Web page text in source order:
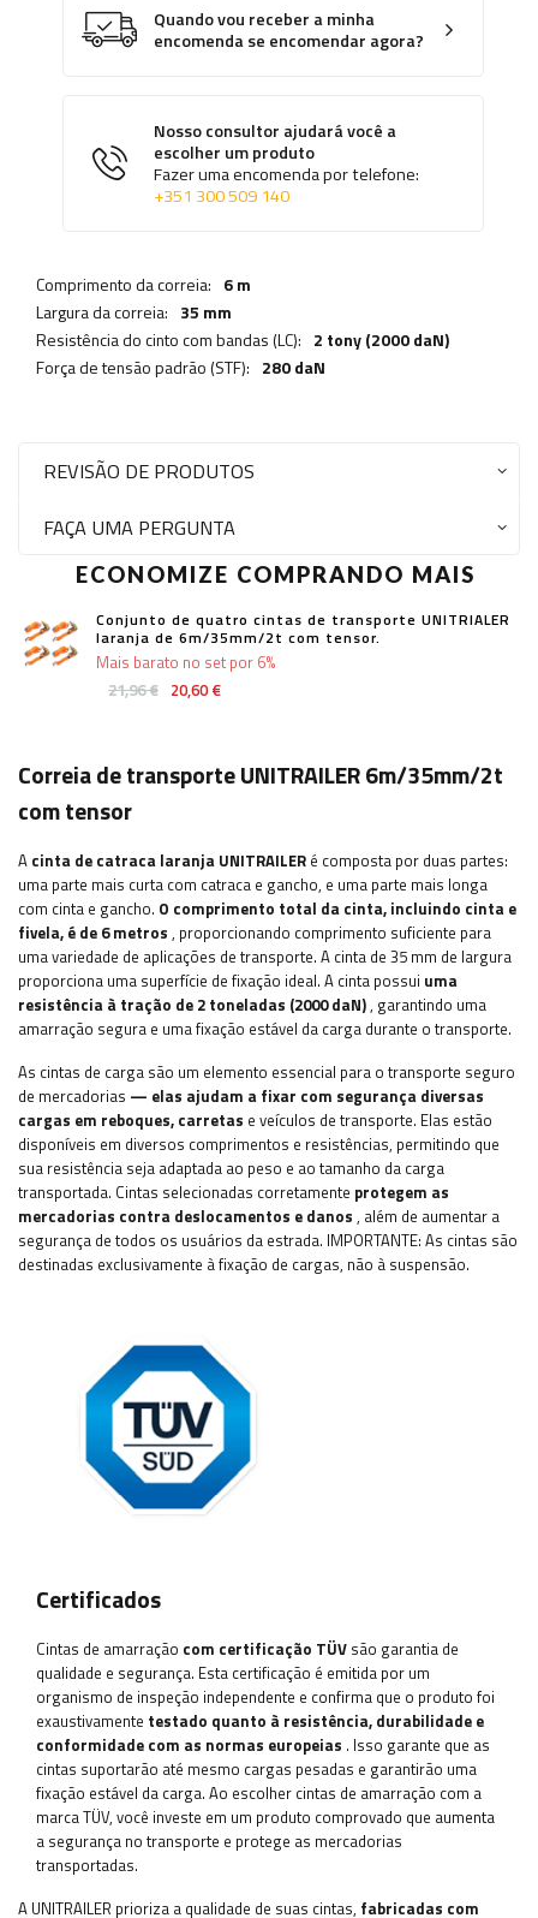
Quando vou receber a minha
encomenda se encomendar agora?
Nosso consultor ajudará você a
escolher um produto
Fazer uma encomenda por telefone:
+351 300 509 140
Comprimento da correia: 6 m
Largura da correia: 35 mm
Resistência do cinto com bandas (LC): 2 tony (2000 daN)
Força de tensão padrão (STF): 280 daN
REVISÃO DE PRODUTOS
FAÇA UMA PERGUNTA
ECONOMIZE COMPRANDO MAIS
Conjunto de quatro cintas de transporte UNITRIALER
laranja de 6m/35mm/2t com tensor.
21,96 € 20,60 €
Mais barato no set por 6%
Correia de transporte UNITRAILER 6m/35mm/2t
com tensor
A cinta de catraca laranja UNITRAILER é composta por duas partes:
uma parte mais curta com catraca e gancho, e uma parte mais longa
com cinta e gancho. O comprimento total da cinta, incluindo cinta e
fivela, é de 6 metros , proporcionando comprimento suficiente para
uma variedade de aplicações de transporte. A cinta de 35 mm de largura
proporciona uma superfície de fixação ideal. A cinta possui uma
resistência à tração de 2 toneladas (2000 daN), garantindo uma
amarração segura e uma fixação estável da carga durante o transporte.
As cintas de carga são um elemento essencial para o transporte seguro
de mercadorias — elas ajudam a fixar com segurança diversas
cargas em reboques, carretas e veículos de transporte. Elas estão
disponíveis em diversos comprimentos e resistências, permitindo que
sua resistência seja adaptada ao peso e ao tamanho da carga
transportada. Cintas selecionadas corretamente protegem as
mercadorias contra deslocamentos e danos , além de aumentar a
segurança de todos os usuários da estrada. IMPORTANTE: As cintas são
destinadas exclusivamente à fixação de cargas, não à suspensão.
Certificados
Cintas de amarração com certificação TÜV são garantia de
qualidade e segurança. Esta certificação é emitida por um
organismo de inspeção independente e confirma que o produto foi
exaustivamente testado quanto à resistência, durabilidade e
conformidade com as normas europeias . Isso garante que as
cintas suportarão até mesmo cargas pesadas e garantirão uma
fixação estável da carga. Ao escolher cintas de amarração com a
marca TÜV, você investe em um produto comprovado que aumenta
a segurança no transporte e protege as mercadorias
transportadas.
A UNITRAILER prioriza a qualidade de suas cintas, fabricadas com